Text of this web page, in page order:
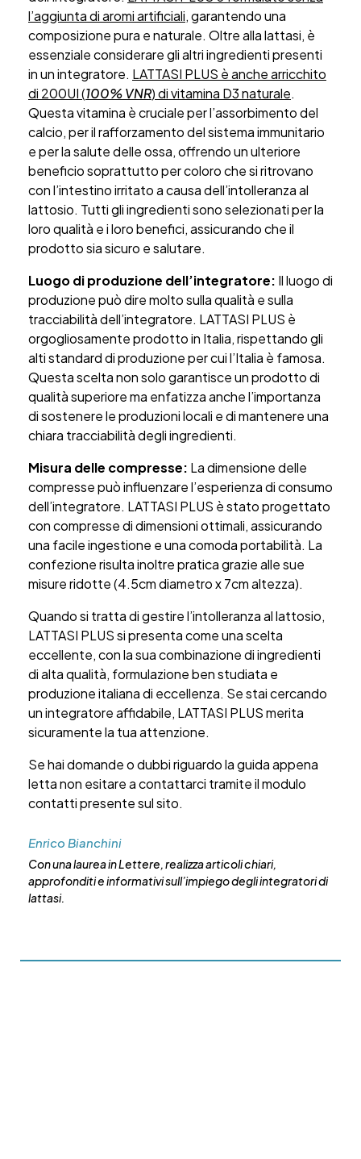
l’aggiunta di aromi artificiali, garantendo una
composizione pura e naturale. Oltre alla lattasi, è
essenziale considerare gli altri ingredienti presenti
in un integratore. LATTASI PLUS è anche arricchito
di 200UI (100% VNR) di vitamina D3 naturale.
Questa vitamina è cruciale per l’assorbimento del
calcio, per il rafforzamento del sistema immunitario
e per la salute delle ossa, offrendo un ulteriore
beneficio soprattutto per coloro che si ritrovano
con l’intestino irritato a causa dell’intolleranza al
lattosio. Tutti gli ingredienti sono selezionati per la
loro qualità e i loro benefici, assicurando che il
prodotto sia sicuro e salutare.
Luogo di produzione dell’integratore: Il luogo di
produzione può dire molto sulla qualità e sulla
tracciabilità dell’integratore. LATTASI PLUS è
orgogliosamente prodotto in Italia, rispettando gli
alti standard di produzione per cui l’Italia è famosa.
Questa scelta non solo garantisce un prodotto di
qualità superiore ma enfatizza anche l’importanza
di sostenere le produzioni locali e di mantenere una
chiara tracciabilità degli ingredienti.
Misura delle compresse: La dimensione delle
compresse può influenzare l’esperienza di consumo
dell’integratore. LATTASI PLUS è stato progettato
con compresse di dimensioni ottimali, assicurando
una facile ingestione e una comoda portabilità. La
confezione risulta inoltre pratica grazie alle sue
misure ridotte (4.5cm diametro x 7cm altezza).
Quando si tratta di gestire l’intolleranza al lattosio,
LATTASI PLUS si presenta come una scelta
eccellente, con la sua combinazione di ingredienti
di alta qualità, formulazione ben studiata e
produzione italiana di eccellenza. Se stai cercando
un integratore affidabile, LATTASI PLUS merita
sicuramente la tua attenzione.
Se hai domande o dubbi riguardo la guida appena
letta non esitare a contattarci tramite il modulo
contatti presente sul sito.
Enrico Bianchini
Con una laurea in Lettere, realizza articoli chiari,
approfonditi e informativi sull’impiego degli integratori di
lattasi.